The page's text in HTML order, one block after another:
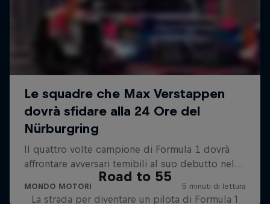
Road to 55
La strada per diventare un pilota di Formula 1